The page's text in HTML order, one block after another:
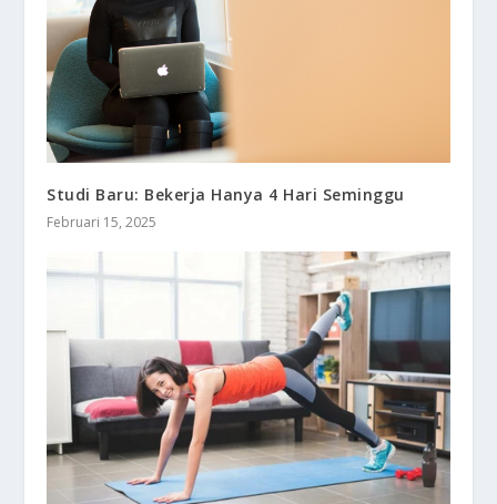
Studi Baru: Bekerja Hanya 4 Hari Seminggu
Februari 15, 2025